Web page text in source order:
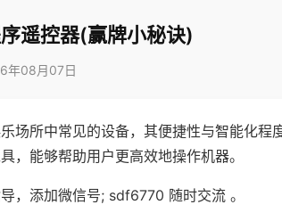
遥控器(赢牌小秘诀)
年08月07日
场所中常见的设备，其便捷性与智能化程
，能够帮助用户更高效地操作机器。
，添加微信号; sdf6770 随时交流 。